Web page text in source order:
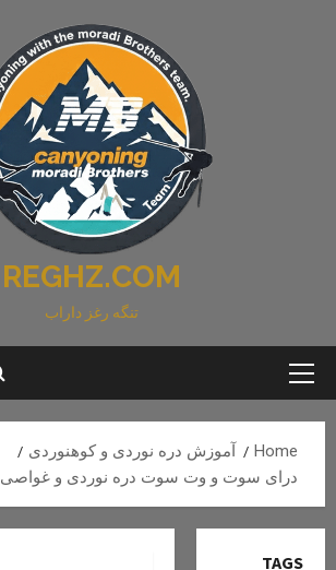
REGHZ.COM
تنگه رغز داراب
Primary
Home
آموزش دره نوردی و کوهنوردی
درای سوت و وت سوت دره نوردی و غواصی
TAGS